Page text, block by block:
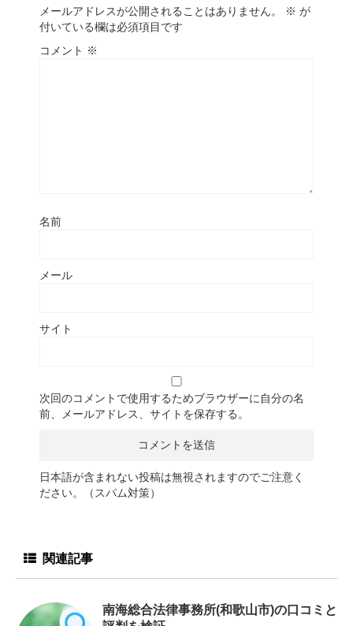
メールアドレスが公開されることはありません。 ※ が
付いている欄は必須項目です
コメント ※
名前
メール
サイト
次回のコメントで使用するためブラウザーに自分の名
前、メールアドレス、サイトを保存する。
日本語が含まれない投稿は無視されますのでご注意く
ださい。（スパム対策）
関連記事
南海総合法律事務所(和歌山市)の口コミと